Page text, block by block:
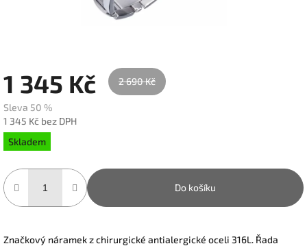
1 345 Kč 2 690 Kč
Sleva 50 %
1 345 Kč bez DPH
Měrná
cena:
Skladem
Do košíku
Značkový náramek z chirurgické antialergické oceli 316L. Řada